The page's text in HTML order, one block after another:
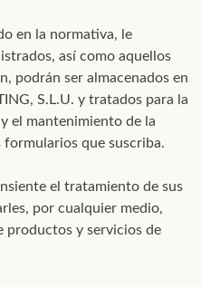
en la normativa, le
así como aquellos
podrán ser almacenados en
S.L.U. y tratados para la
el mantenimiento de la
formularios que suscriba.
el tratamiento de sus
por cualquier medio,
productos y servicios de